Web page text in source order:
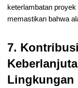
keterlambatan
memastikan bahwa
7.
Lingkungan